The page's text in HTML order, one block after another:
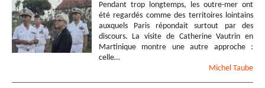
Pendant trop longtemps, les outre-mer ont
été regardés comme des territoires lointains
auxquels Paris répondait surtout par des
discours. La visite de Catherine Vautrin en
Martinique montre une autre approche :
celle…
Michel Taube